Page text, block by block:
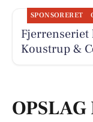
SPONSORERET
Koustrup &
OPSLAG